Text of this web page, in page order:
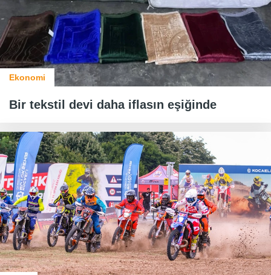
Ekonomi
Bir tekstil devi daha iflasın eşiğinde